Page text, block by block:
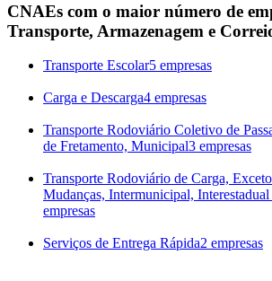
CNAEs com o maior número de
Transporte, Armazenagem e
Transporte Escolar5 empresas
Carga e Descarga4 empresas
Transporte Rodoviário Coletivo de
de Fretamento, Municipal3 empresas
Transporte Rodoviário de Carga,
Mudanças, Intermunicipal,
empresas
Serviços de Entrega Rápida2 empresas